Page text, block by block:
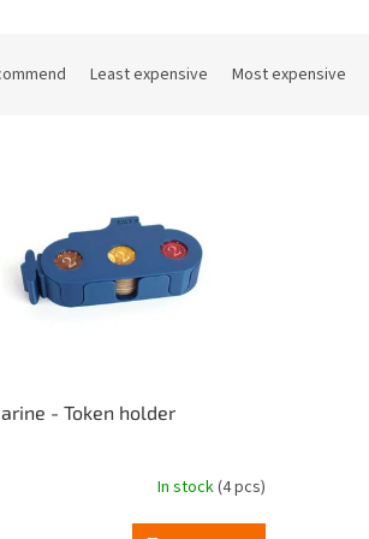
Least expensive Most expensive
- Token holder
In stock(4 pcs)